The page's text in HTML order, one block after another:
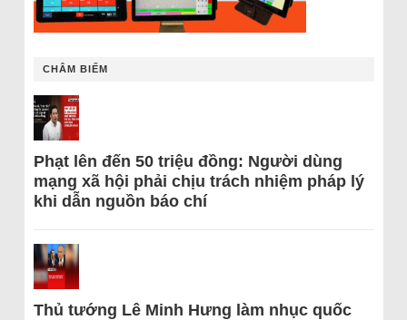
CHÂM BIẾM
Phạt lên đến 50 triệu đồng: Người dùng
mạng xã hội phải chịu trách nhiệm pháp lý
khi dẫn nguồn báo chí
Thủ tướng Lê Minh Hưng làm nhục quốc